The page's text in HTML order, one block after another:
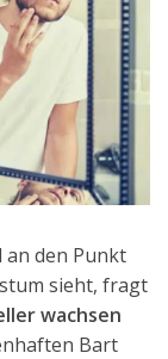
an den Punkt
sieht, fragt
wachsen
Bart